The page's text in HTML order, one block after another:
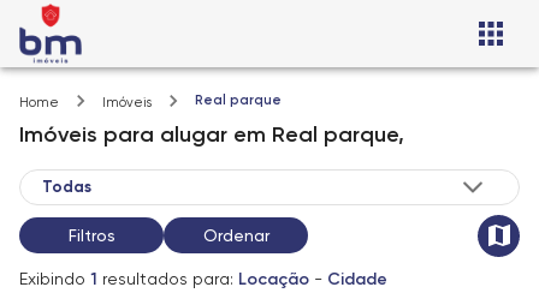
Home Imóveis Real parque
Imóveis para alugar em Real parque,
Filtros Ordenar
Exibindo 1 resultados para: Locação - Cidade